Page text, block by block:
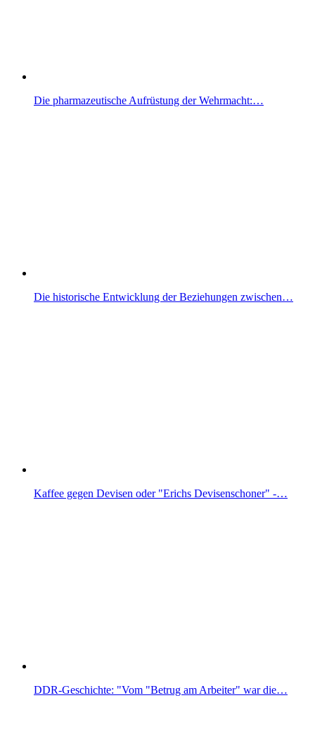
Die pharmazeutische Aufrüstung der Wehrmacht:…
Die historische Entwicklung der Beziehungen zwischen…
Kaffee gegen Devisen oder "Erichs Devisenschoner" -…
DDR-Geschichte: "Vom "Betrug am Arbeiter" war die…